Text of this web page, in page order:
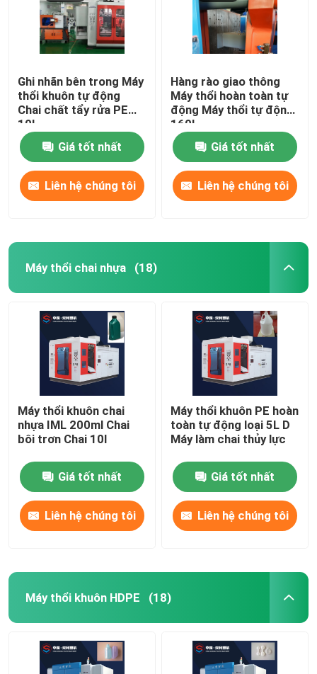
Ghi nhãn bên trong Máy
thổi khuôn tự động
Chai chất tẩy rửa PE
10L
Giá tốt nhất
Liên hệ chúng tôi
Hàng rào giao thông
Máy thổi hoàn toàn tự
động Máy thổi tự động
160L
Giá tốt nhất
Liên hệ chúng tôi
Máy thổi chai nhựa (18)
Máy thổi khuôn chai
nhựa IML 200ml Chai
bôi trơn Chai 10l
Giá tốt nhất
Liên hệ chúng tôi
Máy thổi khuôn PE hoàn
toàn tự động loại 5L D
Máy làm chai thủy lực
Giá tốt nhất
Liên hệ chúng tôi
Máy thổi khuôn HDPE (18)